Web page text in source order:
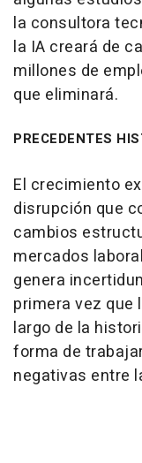
la consultora
la IA creará de
millones de
que eliminará.
PRECEDENTES
El crecimiento
disrupción que
cambios
mercados
genera
primera vez que
largo de la
forma de
negativas entre